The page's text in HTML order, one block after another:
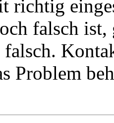
richtig
falsch ist,
Problem